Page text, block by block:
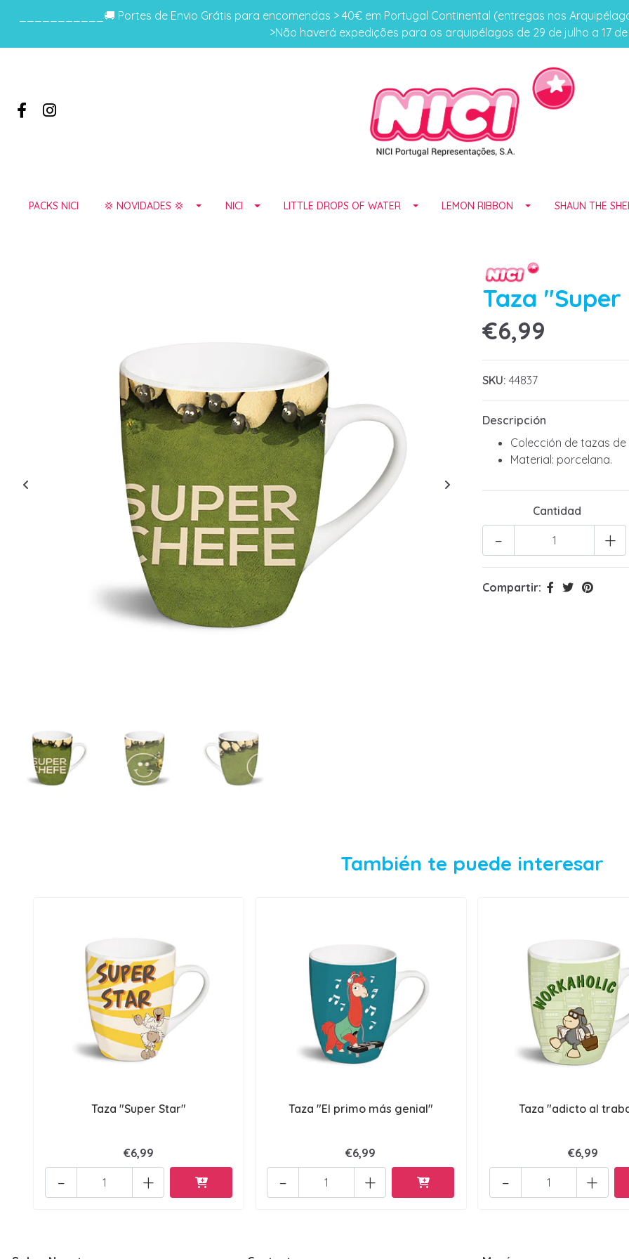
___________🚚 Portes de Envio Grátis para encomendas > 40€ em Portugal Continental (entregas nos
>Não haverá expedições para os arquipélagos de 29 de julho a 17
PACKS NICI 💢 NOVIDADES 💢 NICI LITTLE DROPS OF WATER LEMON RIBBON SHAUN THE
Taza "Super
€6,99
SKU: 44837
Descripción
Colección de tazas de
Material: porcelana.
Cantidad
+
-
Compartir:
También te puede interesar
Taza "Super Star"
€6,99
+
-
Taza "El primo más genial"
€6,99
+
-
Taza "adicto al
€6,99
+
-